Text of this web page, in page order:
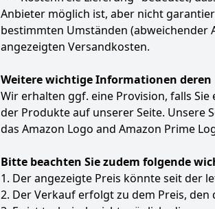
Anbieter möglich ist, aber nicht
bestimmten Umständen (abweichender
angezeigten Versandkosten.
Weitere wichtige Informationen
Wir erhalten ggf. eine Provision, falls
der Produkte auf unserer Seite. Unsere
das Amazon Logo and Amazon Prime
Bitte beachten Sie zudem folgende
1. Der angezeigte Preis könnte seit der
2. Der Verkauf erfolgt zu dem Preis,